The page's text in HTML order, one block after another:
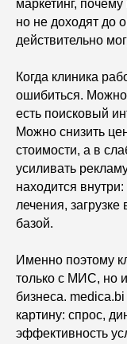
маркетинг,
но не доходят до
действительно
Когда клиника
ошибиться. Можно
есть поисковый
Можно снизить
стоимости, а в
усиливать
находится
лечения,
базой.
Именно поэтому
только с МИС, но
бизнеса.
картину: спрос,
эффективность